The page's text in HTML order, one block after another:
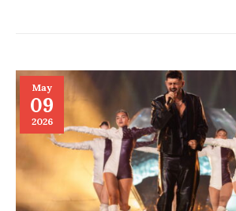
May
09
2026